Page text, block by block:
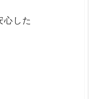
心した